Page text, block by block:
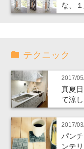
な、
テクニック
2017/
真夏
て涼
2017/
パン
ンテ